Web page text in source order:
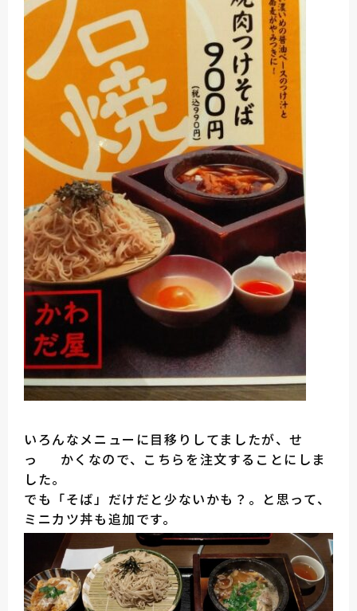
いろんなメニューに目移りしてましたが、せ
っ かくなので、こちらを注文することにしま
した。
でも「そば」だけだと少ないかも？。と思って、
ミニカツ丼も追加です。